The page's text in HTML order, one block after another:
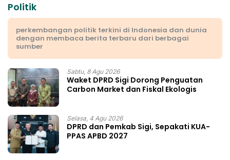
Politik
perkembangan politik terkini di Indonesia dan dunia
dengan membaca berita terbaru dari berbagai
sumber
Sabtu, 8 Agu 2026
Waket DPRD Sigi Dorong Penguatan
Carbon Market dan Fiskal Ekologis
Selasa, 4 Agu 2026
DPRD dan Pemkab Sigi, Sepakati KUA-
PPAS APBD 2027